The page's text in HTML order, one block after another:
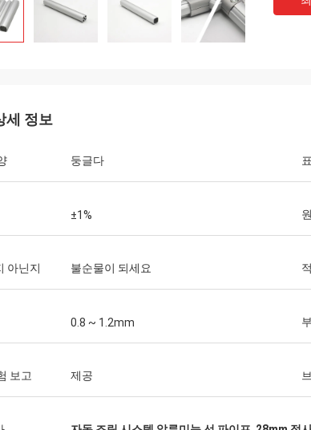
Thinh 베트남
합니다.
그렇습니다, 우리는
서비스 업체입니다.
세 정보
둥글다
±1%
아닌지 불순물이 되세요
0.8 ~ 1.2mm
보고 제공